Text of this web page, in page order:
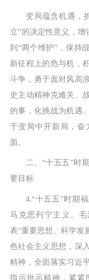
变局蕴含机遇，
立”的决定性意义，增
到“两个维护”，保持
新征程上的危与机，
斗争，勇于面对风高
史主动精神克难关、
的事，化挑战为机遇
于变局中开新局，奋
面。
二、“十五五”时
要目标
4.“十五五”时期
马克思列宁主义、
表”重要思想、科学发
色社会主义思想，深
精神，全面落实习近
指示批示精神，紧紧